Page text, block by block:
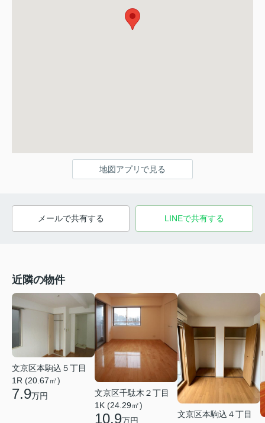
地図アプリで見る
メールで共有する LINEで共有する
近隣の物件
文京区本駒込５丁目
1R (20.67㎡)
7.9万円
文京区千駄木２丁目
1K (24.29㎡)
10.9万円
文京区本駒込４丁目